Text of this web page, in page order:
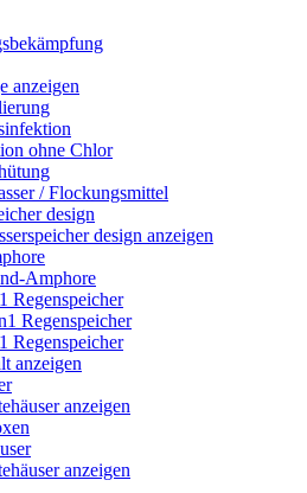
anzeigen
ohne Chlor
/ Flockungsmittel
design
design anzeigen
Amphore
Regenspeicher
Regenspeicher
Regenspeicher
anzeigen
anzeigen
anzeigen